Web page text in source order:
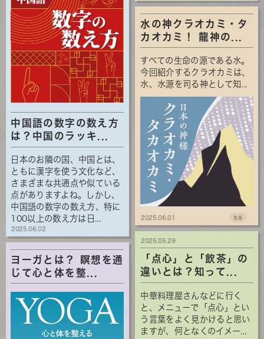
中国語の数字の数え方
は？中国のラッキ...
日本のお隣の国、中国とは、
ともに漢字を使う文化など、
さまざまな共通点や似ている
点がありますよね。しかし、
中国語の数字の数え方、特に
100以上の数え方は日...
2025.06.02
水の神クラオカミ・タ
カオカミ！ 龍神の...
すべての生命の源である水。
今回紹介するクラオカミは、
水、水源を司る神として知...
2025.06.01 岩座
ヨーガとは？ 瞑想を通
じて心と体を整...
「点心」と「飲茶」の
違いとは？知って...
中華料理屋さんなどに行く
と、メニューで「点心」とい
う言葉をよく見かけると思い
ますが、何となくのイメー...
2025.05.29